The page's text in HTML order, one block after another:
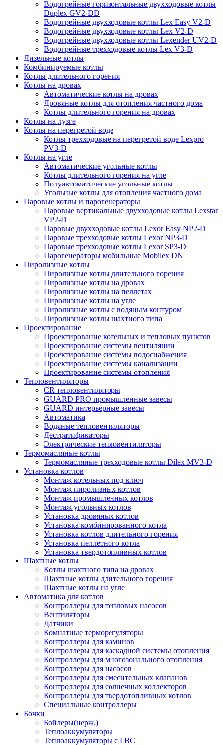
Водогрейные горизонтальные двухходовые котлы
Duplex GV2-DD
Водогрейные двухходовые котлы Lex Easy V2-D
Водогрейные двухходовые котлы Lex V2-D
Водогрейные двухходовые котлы Lexender UV2-D
Водогрейные трехходовые котлы Lex V3-D
Дизельные котлы
Комбинируемые котлы
Котлы длительного горения
Котлы на дровах
Автоматические котлы на дровах
Дровяные котлы для отопления частного дома
Котлы длительного горения на дровах
Котлы на лузге
Котлы на перегретой воде
Котлы трехходовые на перегретой воде Lexpro
PV3-D
Котлы на угле
Автоматические угольные котлы
Котлы длительного горения на угле
Полуавтоматические угольные котлы
Угольные котлы для отопления частного дома
Паровые котлы и парогенераторы
Паровые вертикальные двухходовые котлы Lexstar
VP2-D
Паровые двухходовые котлы Lexor Easy NP2-D
Паровые трехходовые котлы Lexor NP3-D
Паровые трехходовые котлы Lexor SP3-D
Парогенераторы мобильные Mobilex DN
Пиролизные котлы
Пиролизные котлы длительного горения
Пиролизные котлы на дровах
Пиролизные котлы на пеллетах
Пиролизные котлы на угле
Пиролизные котлы с водяным контуром
Пиролизные котлы шахтного типа
Проектирование
Проектирование котельных и тепловых пунктов
Проектирование системы вентиляции
Проектирование системы водоснабжения
Проектирование системы канализации
Проектирование системы отопления
Тепловентиляторы
CR тепловентиляторы
GUARD PRO промышленные завесы
GUARD интерьерные завесы
Автоматика
Водяные тепловентиляторы
Дестратификаторы
Электрические тепловентиляторы
Термомасляные котлы
Термомасляные трехходовые котлы Dilex MV3-D
Установка котлов
Монтаж котельных под ключ
Монтаж пиролизных котлов
Монтаж промышленных котлов
Монтаж угольных котлов
Установка дровяных котлов
Установка комбинированного котла
Установка котлов длительного горения
Установка пеллетного котла
Установка твердотопливных котлов
Шахтные котлы
Котлы шахтного типа на дровах
Шахтные котлы длительного горения
Шахтные котлы на угле
Автоматика для котлов
Контроллеры для тепловых насосов
Вентиляторы
Датчики
Комнатные терморегуляторы
Контроллеры для каминов
Контроллеры для каскадной системы отопления
Контроллеры для многозонального отопления
Контроллеры для насосов
Контроллеры для смесительных клапанов
Контроллеры для солнечных коллекторов
Контроллеры для твердотопливных котлов
Специальные контроллеры
Бочки
Бойлеры(нерж.)
Теплоаккумуляторы
Теплоаккумуляторы с ГВС